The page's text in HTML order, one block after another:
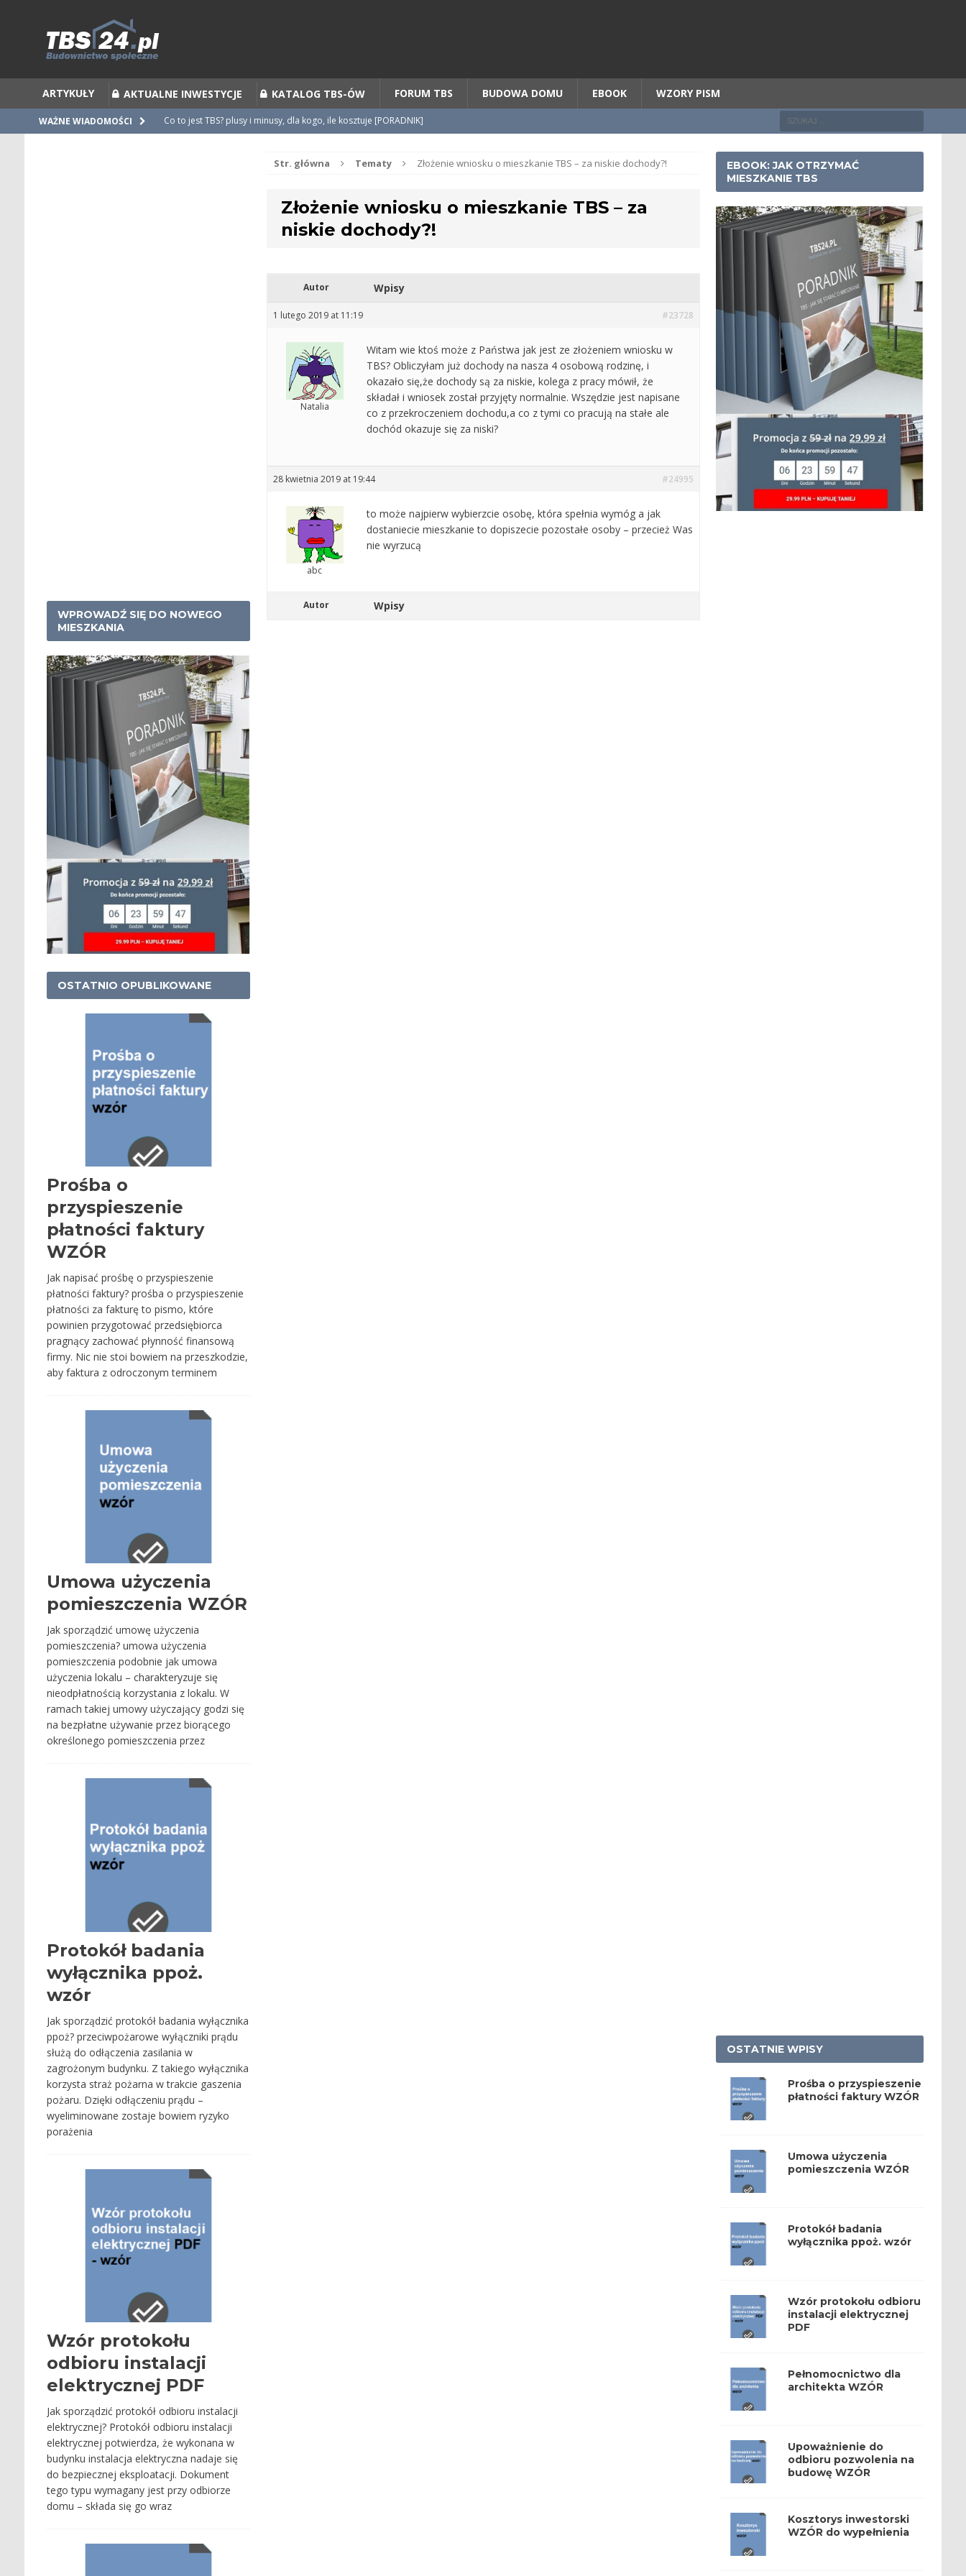
ARTYKUŁY AKTUALNE INWESTYCJE KATALOG TBS-ÓW FORUM TBS BUDOWA DOMU EBOOK WZORY PISM
WAŻNE WIADOMOŚCI
Co to jest TBS? plusy i minusy, dla kogo, ile kosztuje [PORADNIK]
Zalecenia do umów i statutów TBSStr. główna Tematy Złożenie wniosku o mieszkanie TBS – za niskie dochody?!
Złożenie wniosku o mieszkanie TBS – za
niskie dochody?!
Autor Wpisy
1 lutego 2019 at 11:19 #23728
Natalia
Witam wie ktoś może z Państwa jak jest ze złożeniem wniosku w
TBS? Obliczyłam już dochody na nasza 4 osobową rodzinę, i
okazało się,że dochody są za niskie, kolega z pracy mówił, że
składał i wniosek został przyjęty normalnie. Wszędzie jest napisane
co z przekroczeniem dochodu,a co z tymi co pracują na stałe ale
dochód okazuje się za niski?
28 kwietnia 2019 at 19:44 #24995
abc
to może najpierw wybierzcie osobę, która spełnia wymóg a jak
dostaniecie mieszkanie to dopiszecie pozostałe osoby – przecież Was
nie wyrzucą
Autor Wpisy
WPROWADŹ SIĘ DO NOWEGO
MIESZKANIA
OSTATNIO OPUBLIKOWANE
Prośba o
przyspieszenie
płatności faktury
WZÓR
Jak napisać prośbę o przyspieszenie
płatności faktury? prośba o przyspieszenie
płatności za fakturę to pismo, które
powinien przygotować przedsiębiorca
pragnący zachować płynność finansową
firmy. Nic nie stoi bowiem na przeszkodzie,
aby faktura z odroczonym terminem
Umowa użyczenia
pomieszczenia WZÓR
Jak sporządzić umowę użyczenia
pomieszczenia? umowa użyczenia
pomieszczenia podobnie jak umowa
użyczenia lokalu – charakteryzuje się
nieodpłatnością korzystania z lokalu. W
ramach takiej umowy użyczający godzi się
na bezpłatne używanie przez biorącego
określonego pomieszczenia przez
Protokół badania
wyłącznika ppoż.
wzór
Jak sporządzić protokół badania wyłącznika
ppoż? przeciwpożarowe wyłączniki prądu
służą do odłączenia zasilania w
zagrożonym budynku. Z takiego wyłącznika
korzysta straż pożarna w trakcie gaszenia
pożaru. Dzięki odłączeniu prądu –
wyeliminowane zostaje bowiem ryzyko
porażenia
Wzór protokołu
odbioru instalacji
elektrycznej PDF
Jak sporządzić protokół odbioru instalacji
elektrycznej? Protokół odbioru instalacji
elektrycznej potwierdza, że wykonana w
budynku instalacja elektryczna nadaje się
do bezpiecznej eksploatacji. Dokument
tego typu wymagany jest przy odbiorze
domu – składa się go wraz
EBOOK: JAK OTRZYMAĆ
MIESZKANIE TBS
OSTATNIE WPISY
Prośba o przyspieszenie
płatności faktury WZÓR
Umowa użyczenia
pomieszczenia WZÓR
Protokół badania
wyłącznika ppoż. wzór
Wzór protokołu odbioru
instalacji elektrycznej
PDF
Pełnomocnictwo dla
architekta WZÓR
Upoważnienie do
odbioru pozwolenia na
budowę WZÓR
Kosztorys inwestorski
WZÓR do wypełnienia